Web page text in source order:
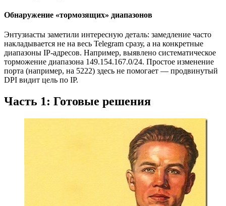
Обнаружение «тормозящих» диапазонов
Энтузиасты заметили интересную деталь: замедление часто
накладывается не на весь Telegram сразу, а на конкретные
диапазоны IP-адресов. Например, выявлено систематическое
торможение диапазона 149.154.167.0/24. Простое изменение
порта (например, на 5222) здесь не помогает — продвинутый
DPI видит цель по IP.
Часть 1: Готовые решения